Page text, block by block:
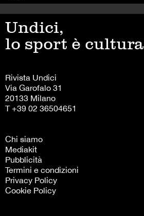
Undici,
lo sport è cultura
Rivista Undici
Via Garofalo 31
20133 Milano
T +39 02 36504651
Chi siamo
Mediakit
Pubblicità
Termini e condizioni
Privacy Policy
Cookie Policy